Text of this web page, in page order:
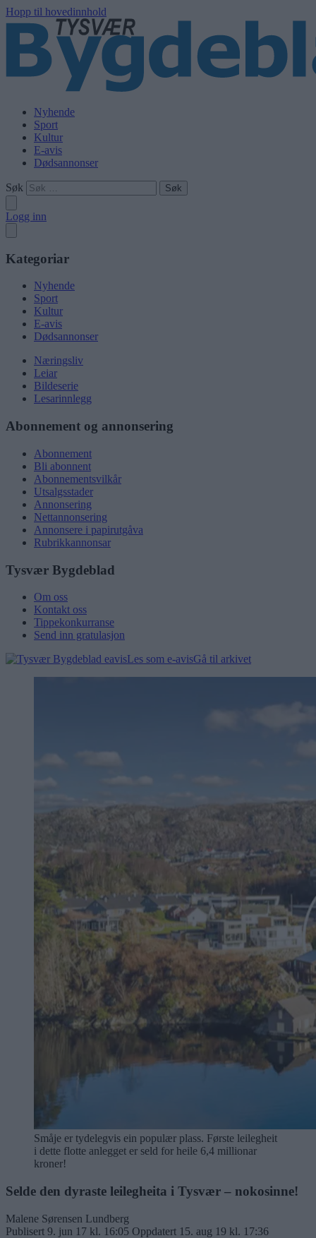
Hopp til hovedinnhold
Nyhende
Sport
Kultur
E-avis
Dødsannonser
Søk
Logg inn
Kategoriar
Nyhende
Sport
Kultur
E-avis
Dødsannonser
Næringsliv
Leiar
Bildeserie
Lesarinnlegg
Abonnement og annonsering
Abonnement
Bli abonnent
Abonnementsvilkår
Utsalgsstader
Annonsering
Nettannonsering
Annonsere i papirutgåva
Rubrikkannonsar
Tysvær Bygdeblad
Om oss
Kontakt oss
Tippekonkurranse
Send inn gratulasjon
Les som e-avisGå til arkivet
Småje er tydelegvis ein populær plass. Første leilegheit
i dette flotte anlegget er seld for heile 6,4 millionar
kroner!
Selde den dyraste leilegheita i Tysvær – nokosinne!
Malene Sørensen Lundberg
Publisert 9. jun 17 kl. 16:05 Oppdatert 15. aug 19 kl. 17:36